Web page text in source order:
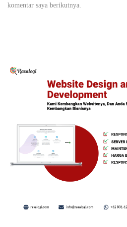
komentar saya berikutnya.